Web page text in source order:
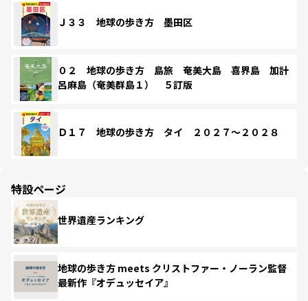
Ｊ３３ 地球の歩き方 墨田区
０２ 地球の歩き方 島旅 奄美大島 喜界島 加計
呂麻島（奄美群島１） ５訂版
Ｄ１７ 地球の歩き方 タイ ２０２７～２０２８
特設ページ
世界遺産ランキング
地球の歩き方 meets クリストファー・ノーラン監督
最新作『オデュッセイア』